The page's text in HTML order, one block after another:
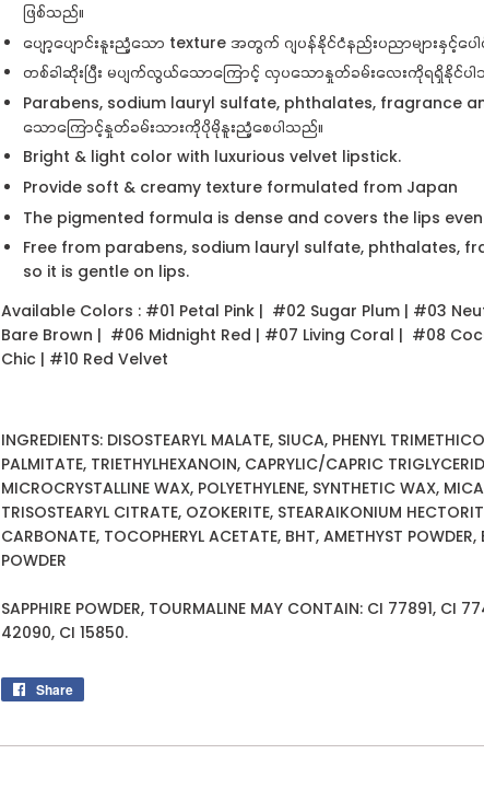
ဖြစ်သည်။
ပျော့ပျောင်းနူးညံ့သော texture အတွက် ဂျပန်နိုင်ငံနည်းပညာများနှင့်ပ
တစ်ခါဆိုးပြီး မပျက်လွယ်သောကြောင့် လှပသောနှုတ်ခမ်းလေးကိုရရှိနိုင်ပ
Parabens, sodium lauryl sulfate, phthalates, fragrance
သောကြောင့်နှုတ်ခမ်းသားကိုပိုမိုနူးညံ့စေပါသည်။
Bright & light color with luxurious velvet lipstick.
Provide soft & creamy texture formulated from Japan
The pigmented formula is dense and covers the lips
Free from parabens, sodium lauryl sulfate, phthalates,
so it is gentle on lips.
Available Colors : #01 Petal Pink | #02 Sugar Plum | #03
Bare Brown | #06 Midnight Red | #07 Living Coral | #08
Chic | #10 Red Velvet
INGREDIENTS: DISOSTEARYL MALATE, SIUCA, PHENYL
PALMITATE, TRIETHYLHEXANOIN, CAPRYLIC/CAPRIC
MICROCRYSTALLINE WAX, POLYETHYLENE, SYNTHETIC WAX,
TRISOSTEARYL CITRATE, OZOKERITE, STEARAIKONIUM
CARBONATE, TOCOPHERYL ACETATE, BHT, AMETHYST POWDER,
POWDER
SAPPHIRE POWDER, TOURMALINE MAY CONTAIN: CI 77891, CI
42090, CI 15850.
Share